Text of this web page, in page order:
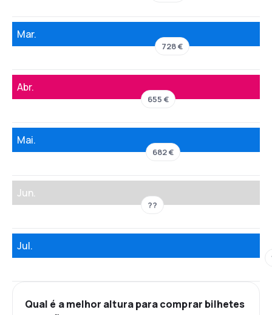
Mar.
728 €
Abr.
655 €
Mai.
682 €
Jun.
??
Jul.
Qual é a melhor altura para comprar bilhetes